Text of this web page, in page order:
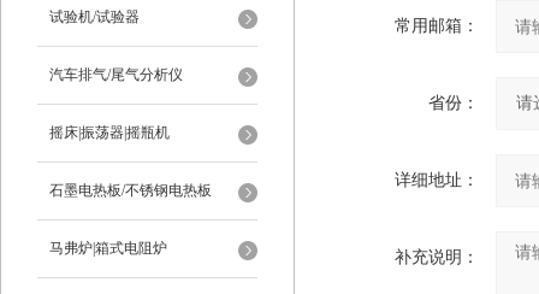
试验机/试验器
汽车排气/尾气分析仪
摇床|振荡器|摇瓶机
石墨电热板/不锈钢电热板
马弗炉|箱式电阻炉
常用邮箱：
省份：
详细地址：
补充说明：